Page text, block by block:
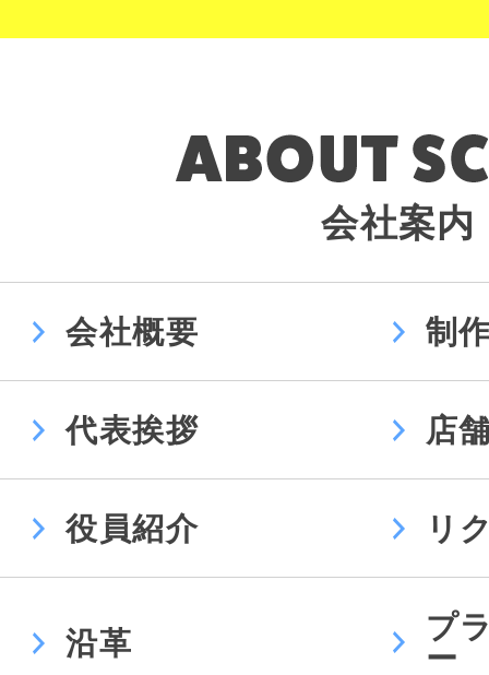
会社案内
会社概要 制
代表挨拶 店
役員紹介 リ
沿革
プ
ー